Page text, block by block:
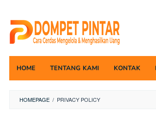
content
HOME TENTANG KAMI KONTAK
HOMEPAGE / PRIVACY POLICY